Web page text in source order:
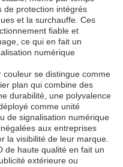
de protection intégrés
et la surchauffe. Ces
fiable et
ce qui en fait un
numérique
couleur se distingue comme
plan qui combine des
durabilité, une polyvalence
comme unité
de signalisation numérique
aux entreprises
la visibilité de leur marque.
de haute qualité en fait un
extérieure ou